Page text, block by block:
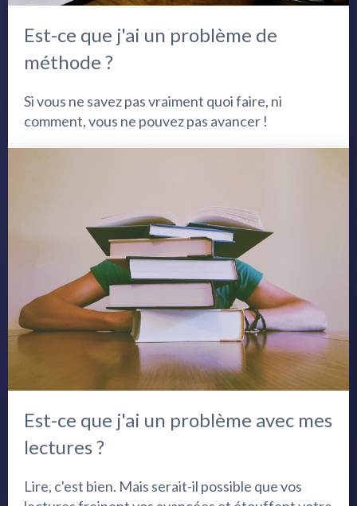
Est-ce que j'ai un problème de
méthode ?
Si vous ne savez pas vraiment quoi faire, ni
comment, vous ne pouvez pas avancer !
Est-ce que j'ai un problème avec mes
lectures ?
Lire, c'est bien. Mais serait-il possible que vos